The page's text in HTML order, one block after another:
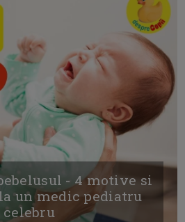
- 4 motive si
un medic pediatru
celebru